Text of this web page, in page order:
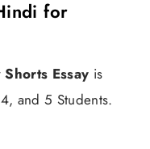
for
Shorts Essay is
and 5 Students.